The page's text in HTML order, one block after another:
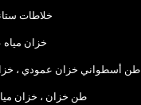
خلاطات
خزان مياه
5 طن أسطواني خزان عمودي ،
30 طن خزان ، خزان